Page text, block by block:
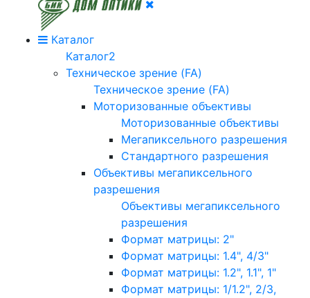
Каталог
Каталог2
Техническое зрение (FA)
Техническое зрение (FA)
Моторизованные объективы
Моторизованные объективы
Мегапиксельного разрешения
Стандартного разрешения
Объективы мегапиксельного
разрешения
Объективы мегапиксельного
разрешения
Формат матрицы: 2"
Формат матрицы: 1.4", 4/3"
Формат матрицы: 1.2", 1.1", 1"
Формат матрицы: 1/1.2", 2/3,